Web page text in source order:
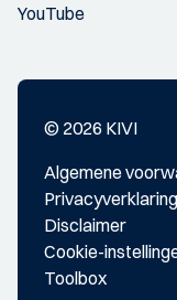
YouTube
© 2026 KIVI
Algemene
Privacyverklaring
Disclaimer
Cookie-
Toolbox